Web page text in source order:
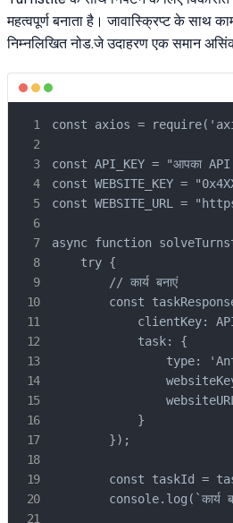
महत्वपूर्ण बनाता है। जावास्क्रिप्ट के साथ
निम्नलिखित नोड.जे उदाहरण एक समान
const axios =
const API_KEY = "आपका
const WEBSITE_KEY =
const WEBSITE_URL =
async function
    try {
        // कार्य बनाएं
const
clientKey:
            task: {
type:
            }
        });
const taskId =
console.log(`कार्य